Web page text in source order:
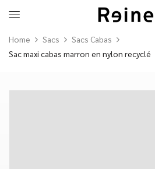
Home Sacs
Sacs Cabas
Sac maxi cabas marron en nylon recyclé